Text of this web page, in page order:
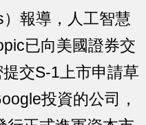
報導，人工智慧
已向美國證券交
交S-1上市申請草
投資的公司，